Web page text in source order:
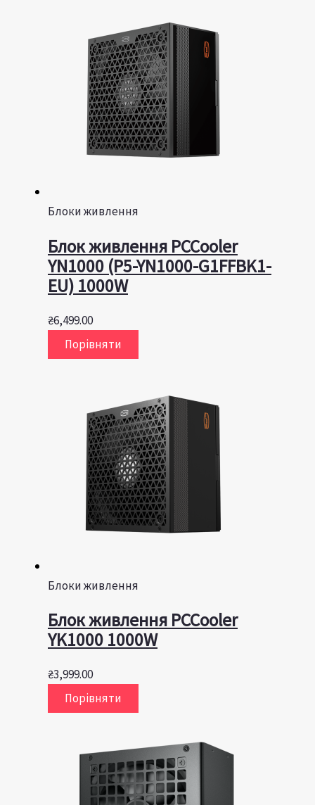
Блоки живлення
Блок живлення PCCooler
YN1000 (P5-YN1000-G1FFBK1-
EU) 1000W
₴6,499.00
Порівняти
Блоки живлення
Блок живлення PCCooler
YK1000 1000W
₴3,999.00
Порівняти